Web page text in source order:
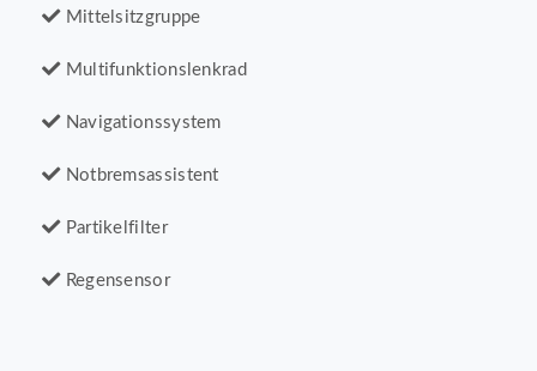
Mittelsitzgruppe
Multifunktionslenkrad
Navigationssystem
Notbremsassistent
Partikelfilter
Regensensor